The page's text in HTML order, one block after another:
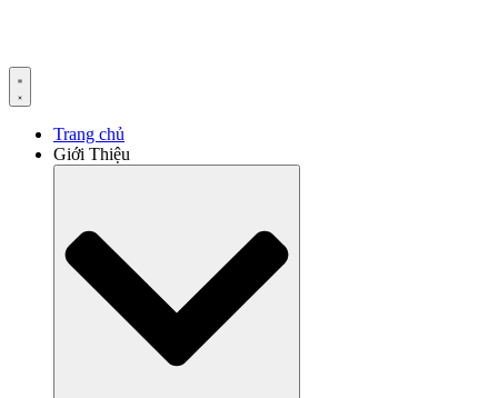
Trang chủ
Giới Thiệu